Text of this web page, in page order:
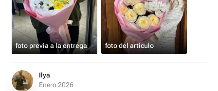
foto previa a la entrega foto del artículo
Ilya
Enero 2026